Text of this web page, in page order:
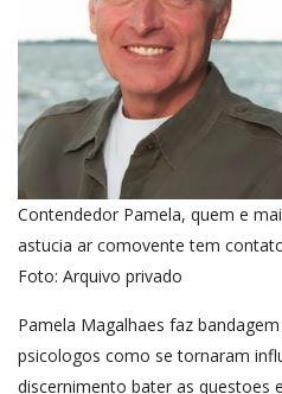
Contendedor Pamela, quem e
astucia ar comovente tem
Foto: Arquivo privado
Pamela Magalhaes faz
psicologos como se tornaram
discernimento bater as questoes